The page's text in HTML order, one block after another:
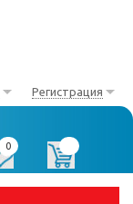
Регистрация
0